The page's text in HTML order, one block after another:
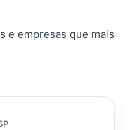
e empresas que mais